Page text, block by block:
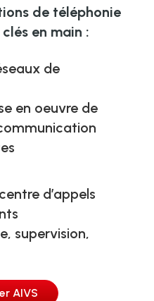
de téléphonie
en main :
de
en oeuvre de
d’appels
supervision,
AIVS